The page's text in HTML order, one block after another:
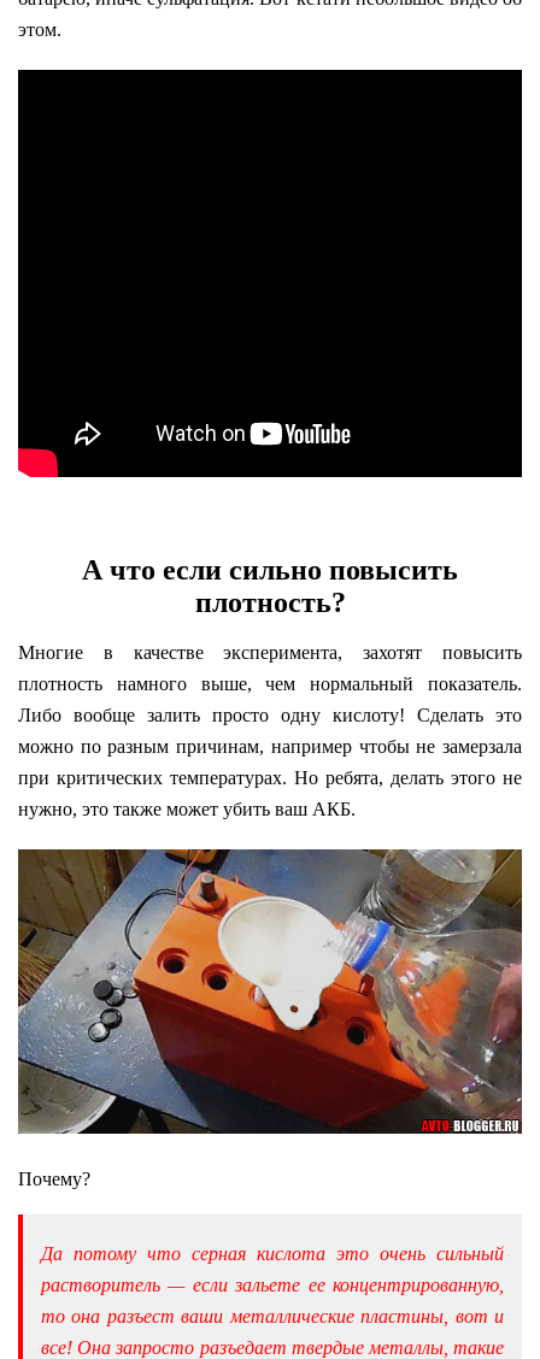
этом.
А что если сильно повысить
плотность?
Многие в качестве эксперимента, захотят повысить
плотность намного выше, чем нормальный показатель.
Либо вообще залить просто одну кислоту! Сделать это
можно по разным причинам, например чтобы не замерзала
при критических температурах. Но ребята, делать этого не
нужно, это также может убить ваш АКБ.
Почему?
Да потому что серная кислота это очень сильный
растворитель — если зальете ее концентрированную,
то она разъест ваши металлические пластины, вот и
все! Она запросто разъедает твердые металлы, такие